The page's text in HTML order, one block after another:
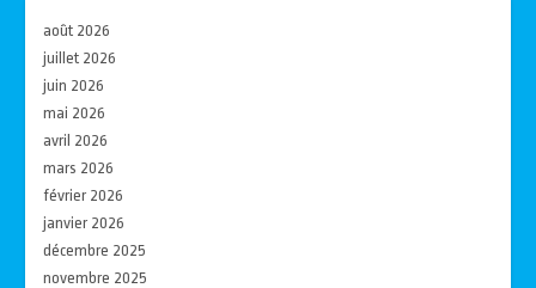
août 2026
juillet 2026
juin 2026
mai 2026
avril 2026
mars 2026
février 2026
janvier 2026
décembre 2025
novembre 2025